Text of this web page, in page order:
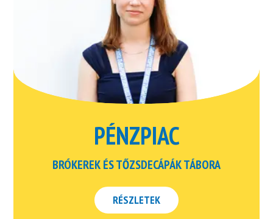
PÉNZPIAC
BRÓKEREK ÉS TŐZSDECÁPÁK TÁBORA
RÉSZLETEK